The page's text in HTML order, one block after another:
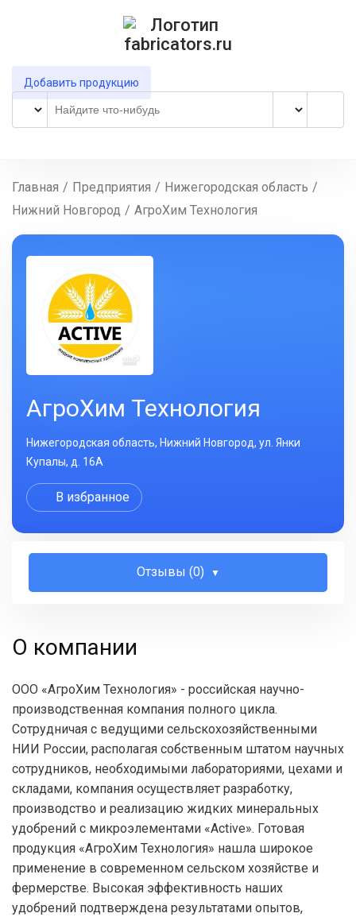
Добавить продукцию
Главная / Предприятия / Нижегородская область /
Нижний Новгород / АгроХим Технология
АгроХим Технология
Нижегородская область, Нижний Новгород, ул. Янки
Купалы, д. 16A
В избранное
Отзывы (0)
О компании
ООО «АгроХим Технология» - российская научно-
производственная компания полного цикла.
Сотрудничая с ведущими сельскохозяйственными
НИИ России, располагая собственным штатом научных
сотрудников, необходимыми лабораториями, цехами и
складами, компания осуществляет разработку,
производство и реализацию жидких минеральных
удобрений с микроэлементами «Active». Готовая
продукция «АгроХим Технология» нашла широкое
применение в современном сельском хозяйстве и
фермерстве. Высокая эффективность наших
удобрений подтверждена результатами опытов,